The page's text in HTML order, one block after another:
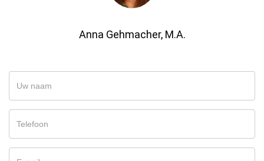
Anna Gehmacher, M.A.